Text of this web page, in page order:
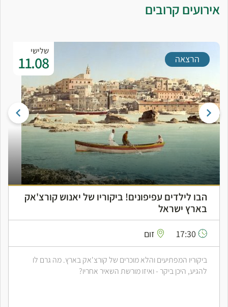
אירועים קרובים
שלישי
11.08 הרצאה
הבו לילדים עפיפונים! ביקוריו של יאנוש קורצ'אק
בארץ ישראל
זום
ביקוריו המפתיעים והלא מוכרים של קורצ'אק בארץ. מה גרם לו
להגיע, היכן ביקר - ואיזו מורשת השאיר אחריו?